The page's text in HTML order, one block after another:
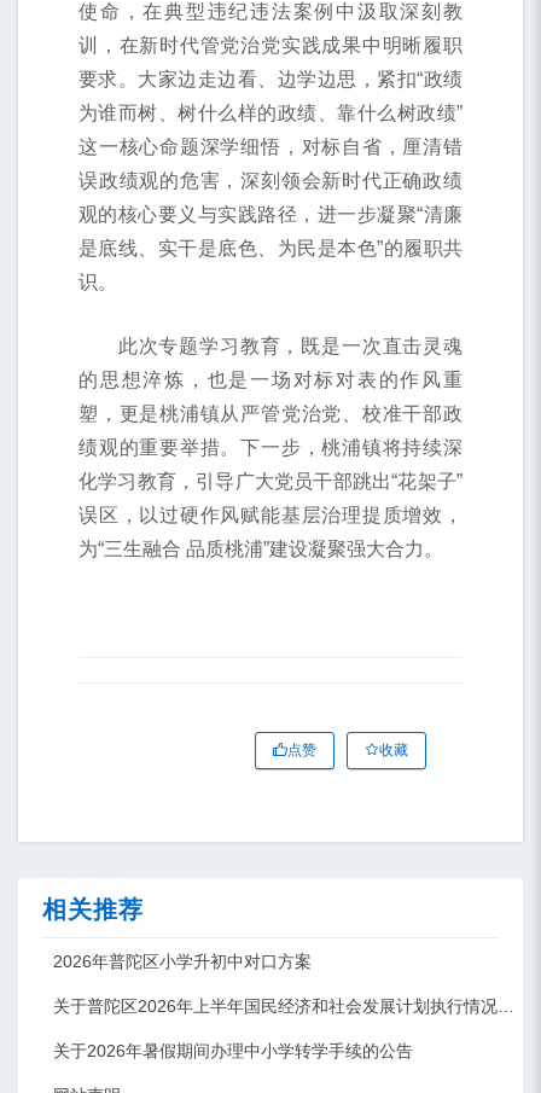
使命，在典型违纪违法案例中汲取深刻教
训，在新时代管党治党实践成果中明晰履职
要求。大家边走边看、边学边思，紧扣“政绩
为谁而树、树什么样的政绩、靠什么树政绩”
这一核心命题深学细悟，对标自省，厘清错
误政绩观的危害，深刻领会新时代正确政绩
观的核心要义与实践路径，进一步凝聚“清廉
是底线、实干是底色、为民是本色”的履职共
识。
此次专题学习教育，既是一次直击灵魂
的思想淬炼，也是一场对标对表的作风重
塑，更是桃浦镇从严管党治党、校准干部政
绩观的重要举措。下一步，桃浦镇将持续深
化学习教育，引导广大党员干部跳出“花架子”
误区，以过硬作风赋能基层治理提质增效，
为“三生融合 品质桃浦”建设凝聚强大合力。
点赞 收藏
相关推荐
2026年普陀区小学升初中对口方案
关于普陀区2026年上半年国民经济和社会发展计划执行情况的报告 （征求意见稿）
关于2026年暑假期间办理中小学转学手续的公告